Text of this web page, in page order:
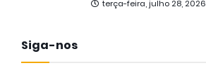
terça-feira, julho 28, 2026
Siga-nos